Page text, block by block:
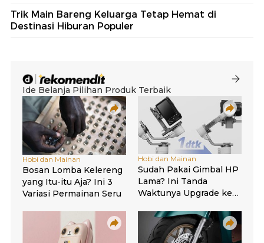
Trik Main Bareng Keluarga Tetap Hemat di
Destinasi Hiburan Populer